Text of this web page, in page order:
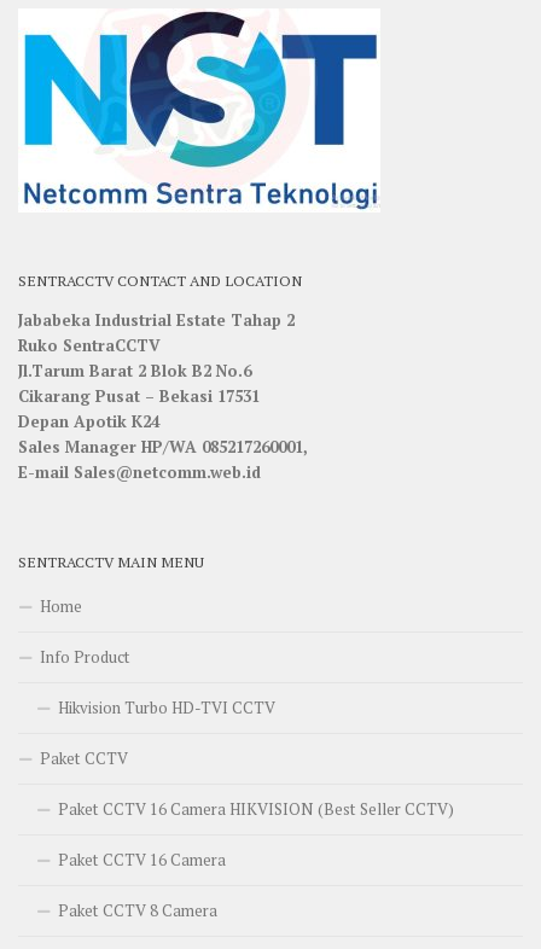
SENTRACCTV CONTACT AND LOCATION
Jababeka Industrial Estate Tahap 2
Ruko SentraCCTV
Jl.Tarum Barat 2 Blok B2 No.6
Cikarang Pusat – Bekasi 17531
Depan Apotik K24
Sales Manager HP/WA 085217260001,
E-mail Sales@netcomm.web.id
SENTRACCTV MAIN MENU
Home
Info Product
Hikvision Turbo HD-TVI CCTV
Paket CCTV
Paket CCTV 16 Camera HIKVISION (Best Seller CCTV)
Paket CCTV 16 Camera
Paket CCTV 8 Camera